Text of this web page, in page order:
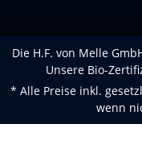
Die H.F. von Melle
Unsere Bio-
* Alle Preise inkl.
wenn